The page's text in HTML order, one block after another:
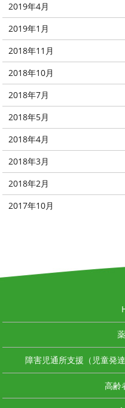
2019年4月
2019年1月
2018年11月
2018年10月
2018年7月
2018年5月
2018年4月
2018年3月
2018年2月
2017年10月
障害児通所支援（児童発
高齢